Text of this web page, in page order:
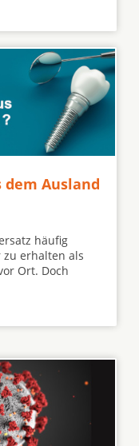
dem Ausland
häufig
erhalten als
Ort. Doch